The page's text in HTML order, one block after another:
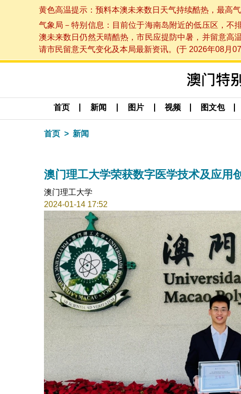
黄色高温提示：预料本澳未来数日天气持续酷热，最高
气象局－特别信息：目前位于海南岛附近的低压区，不
澳未来数日仍然天晴酷热，市民应提防中暑，并留意高
请市民留意天气变化及本局最新资讯。(于 2026年08月
首页 新闻 图片 视频 图文包
首页 新闻
澳门理工大学荣获数字医学技术及应用
澳门理工大学
2024-01-14 17:52